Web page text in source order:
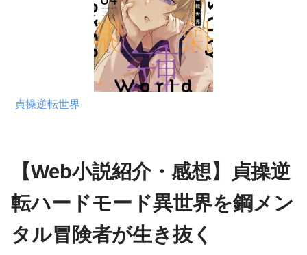
貞操逆転世界
【Web小説紹介・感想】貞操逆
転ハードモード異世界を鋼メン
タル冒険者が生き抜く